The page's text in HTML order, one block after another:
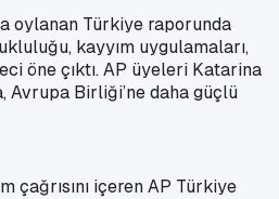
oylanan Türkiye raporunda
kayyım uygulamaları,
öne çıktı. AP üyeleri Katarina
Birliği’ne daha güçlü